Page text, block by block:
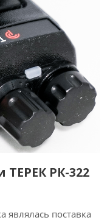
ТЕРЕК РК-322
поставка